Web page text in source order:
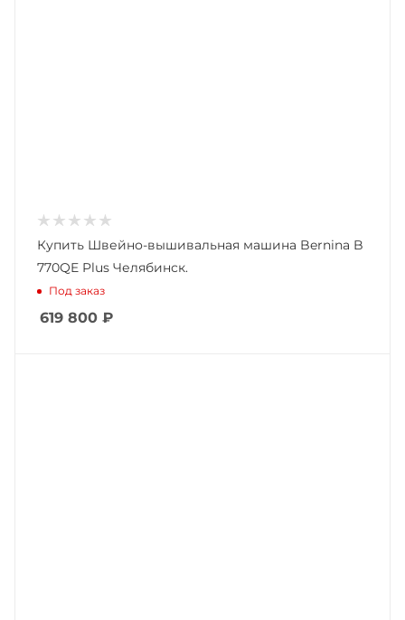
Купить Швейно-вышивальная машина Bernina B
770QE Plus Челябинск.
Под заказ
619 800 ₽